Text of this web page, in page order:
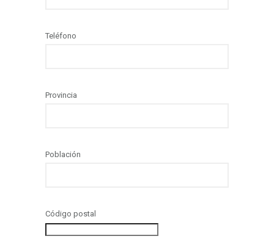
Teléfono
Provincia
Población
Código postal